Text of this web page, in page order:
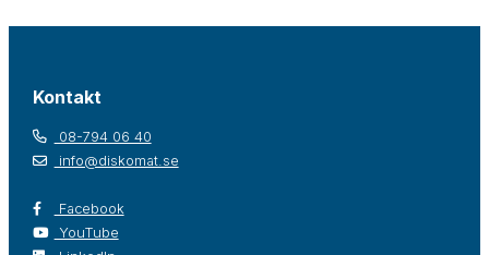
Kontakt
08-794 06 40
info@diskomat.se
Facebook
YouTube